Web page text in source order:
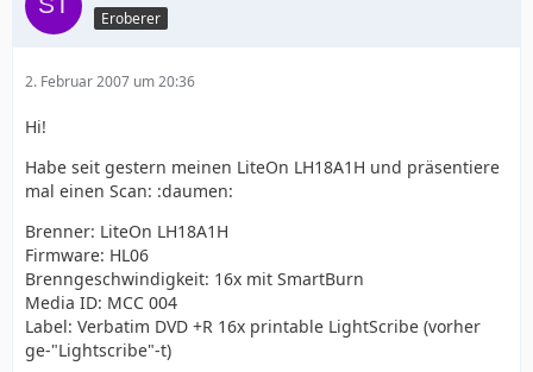
Eroberer
2. Februar 2007 um 20:36
Hi!
Habe seit gestern meinen LiteOn LH18A1H und präsentiere
mal einen Scan: :daumen:
Brenner: LiteOn LH18A1H
Firmware: HL06
Brenngeschwindigkeit: 16x mit SmartBurn
Media ID: MCC 004
Label: Verbatim DVD +R 16x printable LightScribe (vorher
ge-"Lightscribe"-t)